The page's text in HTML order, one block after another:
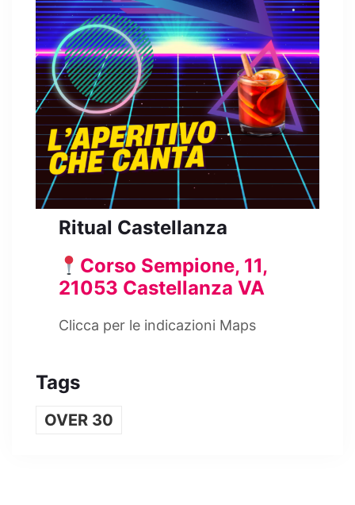
Ritual Castellanza
Corso Sempione, 11,
21053 Castellanza VA
Clicca per le indicazioni Maps
Tags
OVER 30